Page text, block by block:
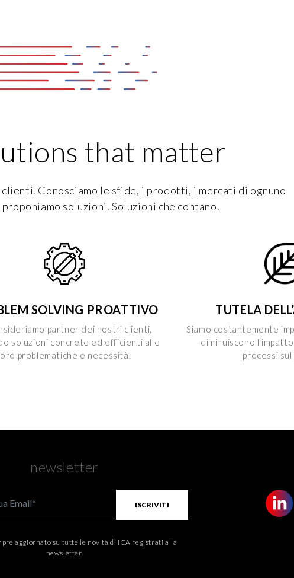
that matter
Conosciamo le sfide, i prodotti, i mercati di ognuno
soluzioni. Soluzioni che contano.
SOLVING PROATTIVO
partner dei nostri clienti,
soluzioni concrete ed efficienti alle
problematiche e necessità.
TUTELA
Siamo costantemente
diminuiscono
processi sul
newsletter
ISCRIVITI
aggiornato su tutte le novità di ICA registrati alla
newsletter.